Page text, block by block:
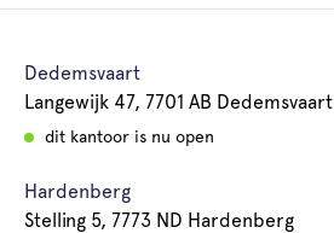
Dedemsvaart
Langewijk 47, 7701 AB Dedemsvaart
dit kantoor is nu open
Hardenberg
Stelling 5, 7773 ND Hardenberg